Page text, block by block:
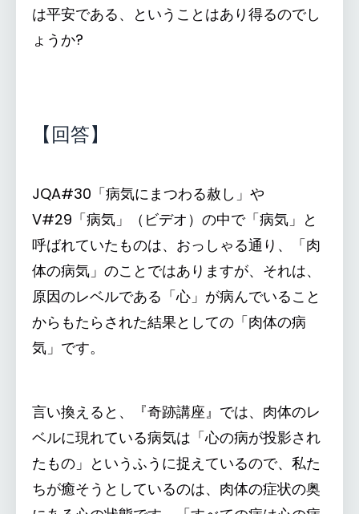
は平安である、ということはあり得るのでし
ょうか?
【回答】
JQA#30「病気にまつわる赦し」や
V#29「病気」（ビデオ）の中で「病気」と
呼ばれていたものは、おっしゃる通り、「肉
体の病気」のことではありますが、それは、
原因のレベルである「心」が病んでいること
からもたらされた結果としての「肉体の病
気」です。
言い換えると、『奇跡講座』では、肉体のレ
ベルに現れている病気は「心の病が投影され
たもの」というふうに捉えているので、私た
ちが癒そうとしているのは、肉体の症状の奥